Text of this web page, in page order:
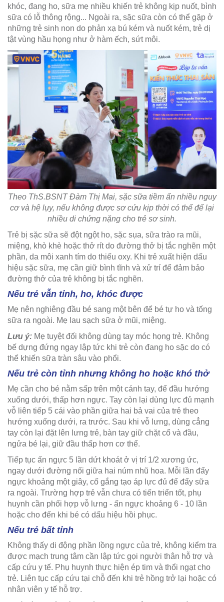
khóc, đang ho, sữa mẹ nhiều khiến trẻ không kịp nuốt, bình
sữa có lỗ thông rộng... Ngoài ra, sặc sữa còn có thể gặp ở
những trẻ sinh non do phản xạ bú kém và nuốt kém, trẻ dị
tật vùng hầu họng như ở hàm ếch, sứt môi.
Theo ThS.BSNT Đàm Thị Mai, sặc sữa tiềm ẩn nhiều nguy
cơ và hệ lụy, nếu không được sơ cứu kịp thời có thể để lại
nhiều di chứng nặng cho trẻ sơ sinh.
Trẻ bị sặc sữa sẽ đột ngột ho, sặc sụa, sữa trào ra mũi,
miệng, khò khè hoặc thở rít do đường thở bị tắc nghẽn một
phần, da môi xanh tím do thiếu oxy. Khi trẻ xuất hiện dấu
hiệu sặc sữa, mẹ cần giữ bình tĩnh và xử trí để đảm bảo
đường thở của trẻ không bị tắc nghẽn.
Nếu trẻ vẫn tỉnh, ho, khóc được
Mẹ nên nghiêng đầu bé sang một bên để bé tự ho và tống
sữa ra ngoài. Mẹ lau sạch sữa ở mũi, miệng.
Lưu ý: Mẹ tuyệt đối không dùng tay móc họng trẻ. Không
bế dựng đứng ngay lập tức khi trẻ còn đang ho sặc do có
thể khiến sữa tràn sâu vào phổi.
Nếu trẻ còn tỉnh nhưng không ho hoặc khó thở
Mẹ cần cho bé nằm sấp trên một cánh tay, để đầu hướng
xuống dưới, thấp hơn ngực. Tay còn lại dùng lực đủ mạnh
vỗ liên tiếp 5 cái vào phần giữa hai bả vai của trẻ theo
hướng xuống dưới, ra trước. Sau khi vỗ lưng, dùng cẳng
tay còn lại đặt lên lưng trẻ, bàn tay giữ chặt cổ và đầu,
ngửa bé lại, giữ đầu thấp hơn cơ thể.
Tiếp tục ấn ngực 5 lần dứt khoát ở vị trí 1/2 xương ức,
ngay dưới đường nối giữa hai núm nhũ hoa. Mỗi lần đẩy
ngực khoảng một giây, cố gắng tạo áp lực đủ để đẩy sữa
ra ngoài. Trường hợp trẻ vẫn chưa có tiến triển tốt, phụ
huynh cần phối hợp vỗ lưng - ấn ngực khoảng 6 - 10 lần
hoặc cho đến khi bé có dấu hiệu hồi phục.
Nếu trẻ bất tỉnh
Không thấy di động phần lồng ngực của trẻ, không kiểm tra
được mạch trung tâm cần lập tức gọi người thân hỗ trợ và
cấp cứu y tế. Phụ huynh thực hiện ép tim và thổi ngạt cho
trẻ. Liên tục cấp cứu tại chỗ đến khi trẻ hồng trở lại hoặc có
nhân viên y tế hỗ trợ.